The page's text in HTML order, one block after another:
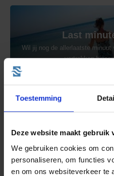
Toestemming
Deze website maakt gebruik
We gebruiken cookies om
personaliseren, om functies
en om ons websiteverkeer te
Last
Wil jij nog de allerlaatste minuut
vertrekken
Nieuwe
Op de nieuwe schepen ben je
luxe